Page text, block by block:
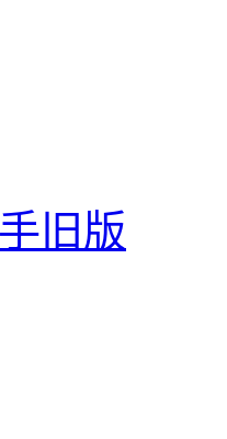
旧版